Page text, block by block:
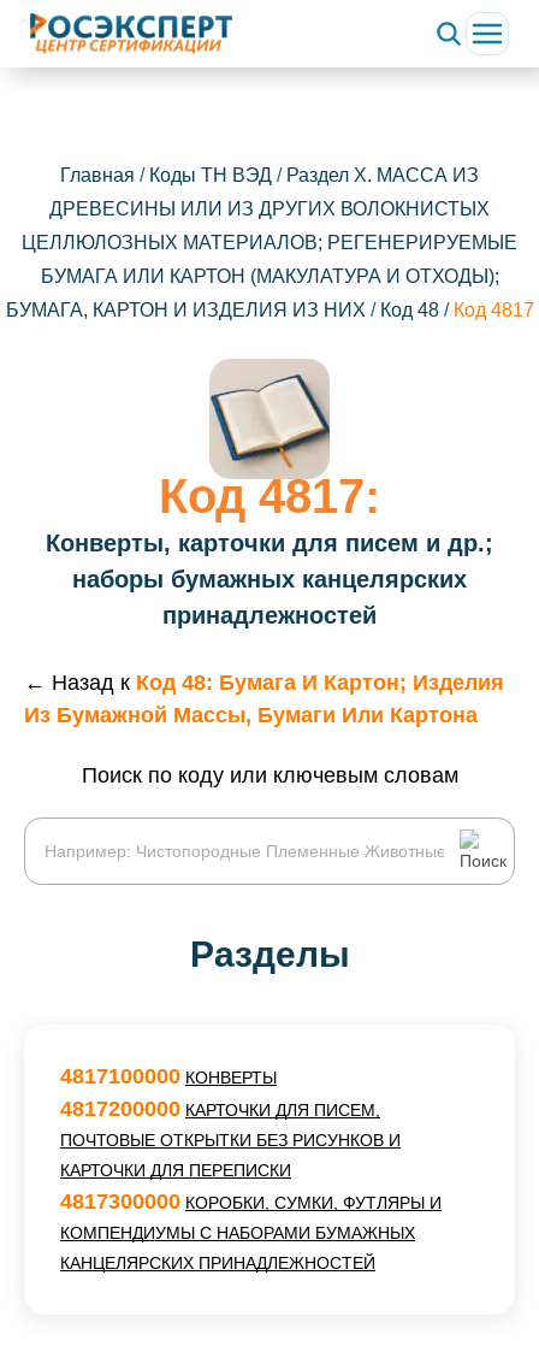
Главная / Коды ТН ВЭД / Раздел X. МАССА ИЗ
ДРЕВЕСИНЫ ИЛИ ИЗ ДРУГИХ ВОЛОКНИСТЫХ
ЦЕЛЛЮЛОЗНЫХ МАТЕРИАЛОВ; РЕГЕНЕРИРУЕМЫЕ
БУМАГА ИЛИ КАРТОН (МАКУЛАТУРА И ОТХОДЫ);
БУМАГА, КАРТОН И ИЗДЕЛИЯ ИЗ НИХ / Код 48 / Код 4817
Код 4817:
Конверты, карточки для писем и др.;
наборы бумажных канцелярских
принадлежностей
← Назад к Код 48: Бумага И Картон; Изделия
Из Бумажной Массы, Бумаги Или Картона
Поиск по коду или ключевым словам
Разделы
4817100000 КОНВЕРТЫ
4817200000 КАРТОЧКИ ДЛЯ ПИСЕМ,
ПОЧТОВЫЕ ОТКРЫТКИ БЕЗ РИСУНКОВ И
КАРТОЧКИ ДЛЯ ПЕРЕПИСКИ
4817300000 КОРОБКИ, СУМКИ, ФУТЛЯРЫ И
КОМПЕНДИУМЫ С НАБОРАМИ БУМАЖНЫХ
КАНЦЕЛЯРСКИХ ПРИНАДЛЕЖНОСТЕЙ